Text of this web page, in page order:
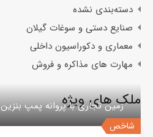
دسته‌بندی نشده
صنایع دستی و سوغات گیلان
معماری و دکوراسیون داخلی
مهارت های مذاکره و فروش
ملک های ویژه
شاخص
زمین تجاری با پروانه پمپ بنزین